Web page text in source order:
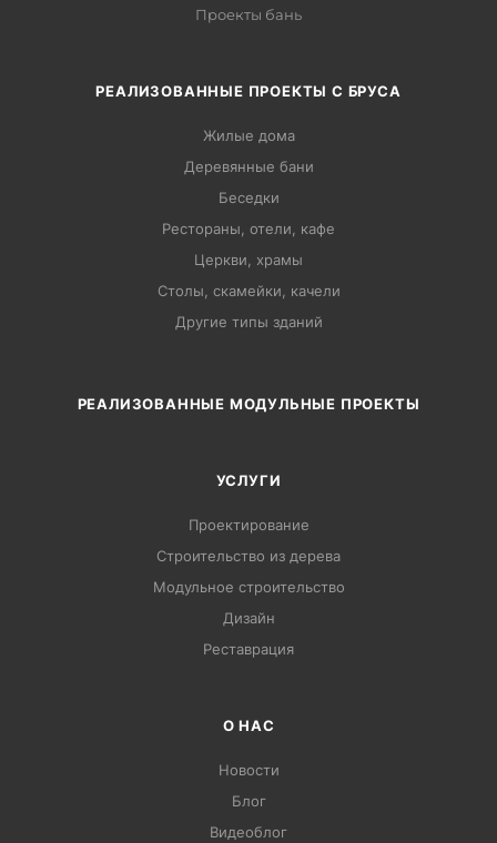
Проекты бань
РЕАЛИЗОВАННЫЕ ПРОЕКТЫ С БРУСА
Жилые дома
Деревянные бани
Беседки
Рестораны, отели, кафе
Церкви, храмы
Столы, скамейки, качели
Другие типы зданий
РЕАЛИЗОВАННЫЕ МОДУЛЬНЫЕ ПРОЕКТЫ
УСЛУГИ
Проектирование
Строительство из дерева
Модульное строительство
Дизайн
Pеставрация
О НАС
Новости
Блог
Видеоблог